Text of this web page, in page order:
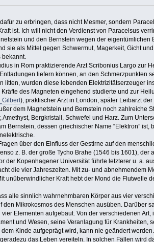
zu erbringen, dass nicht Mesmer, sondern
ist. Ich will nicht den Verdienst von Paracelsus
und den Bernstein wegen der
sie als Mittel gegen Schwermut, Magerkeit, Gicht
bekannt.
in Rom praktizierende Arzt Scribonius Largo zur
liefern können, an den Schmerzpunkten
litten, wurden diese lebenden Elektrizitätserzeuger
des Magneten eingehend studierte und zur
), praktischer Arzt in London, später Leibarzt
dem Magnetstein und Bernstein noch zahlreiche
Bergkristall, Schwefel und Harz. Zum
Bernstein, dessen griechischer Name “Elektron”
über den Einfluss der Gestirne auf den
z. B. der große Tycho Brahe (1546 bis 1601),
der Kopenhagener Universität führte letzterer u. a.
die vier Jahreszeiten. Mit zu- und abnehmendem
unüberwindlicher Kraft hebt der Mond die Flutwelle
alle sinnlich wahrnehmbaren Körper aus vier
Mikrokosmos des Menschen ausüben. Darüber
Elementen aufgebaut. Von der verschiedenen
und Wesen, seine Veranlagung für
Kinde aufgeprägt wird, kann nie geändert
das Leben vereiteln. In solchen Fällen wird